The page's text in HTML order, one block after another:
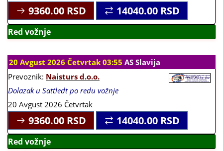
9360.00 RSD 14040.00 RSD
Red vožnje
20 Avgust 2026 Četvrtak 03:55 AS Slavija
Prevoznik: Naisturs d.o.o.
Dolazak u Sattledt po redu vožnje
20 Avgust 2026 Četvrtak
9360.00 RSD 14040.00 RSD
Red vožnje